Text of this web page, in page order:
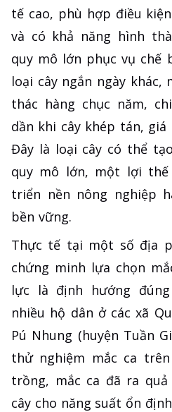
tế cao, phù hợp điều
và có khả năng hình
quy mô lớn phục vụ chế
loại cây ngắn ngày khác,
thác hàng chục năm,
dần khi cây khép tán,
Đây là loại cây có thể
quy mô lớn, một lợi
triển nền nông nghiệp
bền vững.
Thực tế tại một số địa
chứng minh lựa chọn
lực là định hướng
nhiều hộ dân ở các xã
Pú Nhung (huyện Tuần
thử nghiệm mắc ca
trồng, mắc ca đã ra
cây cho năng suất ổn